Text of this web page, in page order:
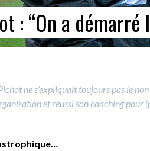
: “On a
ne s’expliquait toujours pas le
et réussi son coaching pour